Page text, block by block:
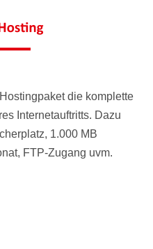
die komplette
Internetauftritts. Dazu
1.000 MB
FTP-Zugang uvm.